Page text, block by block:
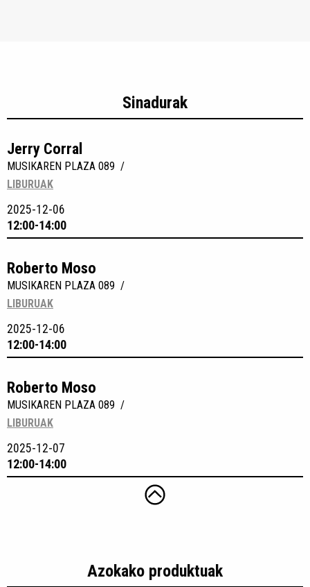
Sinadurak
Jerry Corral
MUSIKAREN PLAZA 089 /
LIBURUAK
2025-12-06
12:00-14:00
Roberto Moso
MUSIKAREN PLAZA 089 /
LIBURUAK
2025-12-06
12:00-14:00
Roberto Moso
MUSIKAREN PLAZA 089 /
LIBURUAK
2025-12-07
12:00-14:00
Azokako produktuak